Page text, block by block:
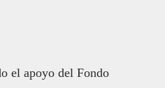
el apoyo del Fondo